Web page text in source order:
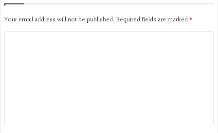
Your email address will not be published. Required fields are marked*